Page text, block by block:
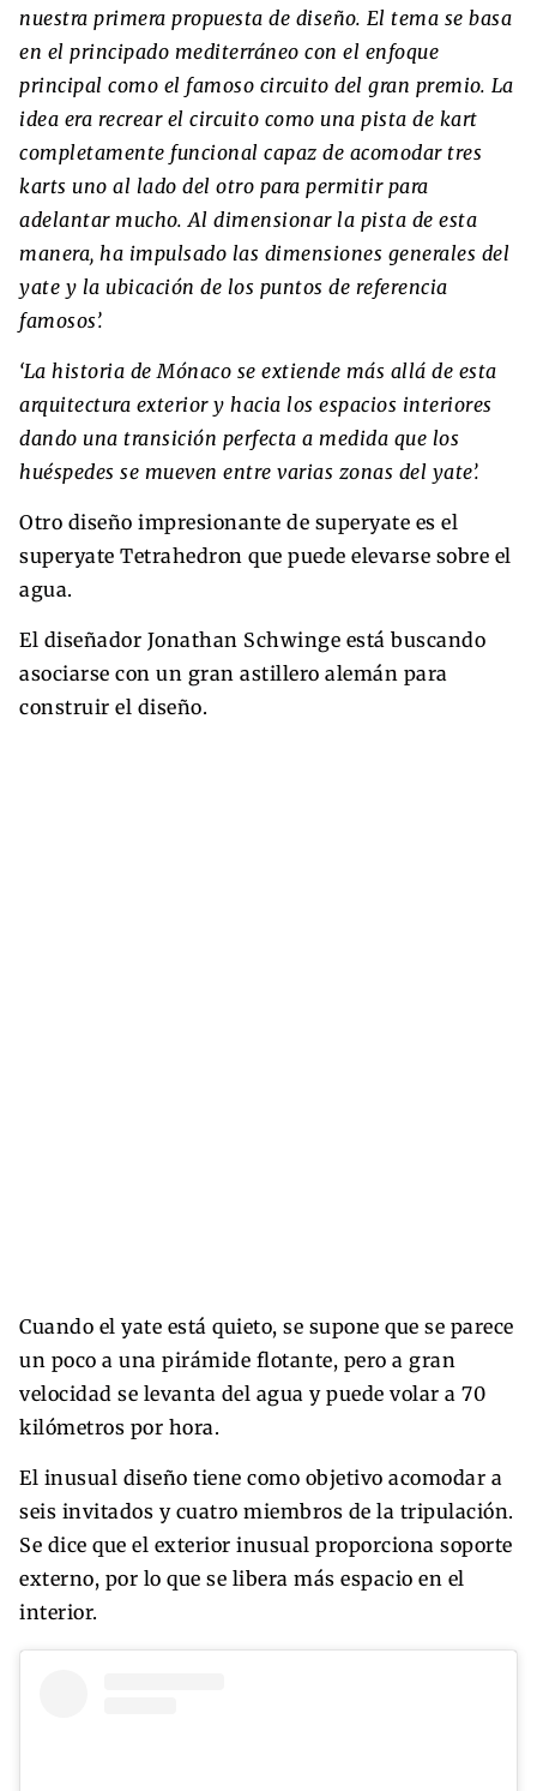
nuestra primera propuesta de diseño. El tema se basa
en el principado mediterráneo con el enfoque
principal como el famoso circuito del gran premio. La
idea era recrear el circuito como una pista de kart
completamente funcional capaz de acomodar tres
karts uno al lado del otro para permitir para
adelantar mucho. Al dimensionar la pista de esta
manera, ha impulsado las dimensiones generales del
yate y la ubicación de los puntos de referencia
famosos’.
‘La historia de Mónaco se extiende más allá de esta
arquitectura exterior y hacia los espacios interiores
dando una transición perfecta a medida que los
huéspedes se mueven entre varias zonas del yate’.
Otro diseño impresionante de superyate es el
superyate Tetrahedron que puede elevarse sobre el
agua.
El diseñador Jonathan Schwinge está buscando
asociarse con un gran astillero alemán para
construir el diseño.
Cuando el yate está quieto, se supone que se parece
un poco a una pirámide flotante, pero a gran
velocidad se levanta del agua y puede volar a 70
kilómetros por hora.
El inusual diseño tiene como objetivo acomodar a
seis invitados y cuatro miembros de la tripulación.
Se dice que el exterior inusual proporciona soporte
externo, por lo que se libera más espacio en el
interior.